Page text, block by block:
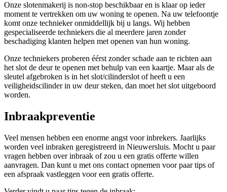
Onze slotenmakerij is non-stop beschikbaar en is klaar op ieder
moment te vertrekken om uw woning te openen. Na uw telefoontje
komt onze technieker onmiddellijk bij u langs. Wij hebben
gespecialiseerde techniekers die al meerdere jaren zonder
beschadiging klanten helpen met openen van hun woning.
Onze techniekers proberen éérst zonder schade aan te richten aan
het slot de deur te openen met behulp van een kaartje. Maar als de
sleutel afgebroken is in het slot/cilinderslot of heeft u een
veiligheidscilinder in uw deur steken, dan moet het slot uitgeboord
worden.
Inbraakpreventie
Veel mensen hebben een enorme angst voor inbrekers. Jaarlijks
worden veel inbraken geregistreerd in Nieuwersluis. Mocht u paar
vragen hebben over inbraak of zou u een gratis offerte willen
aanvragen. Dan kunt u met ons contact opnemen voor paar tips of
een afspraak vastleggen voor een gratis offerte.